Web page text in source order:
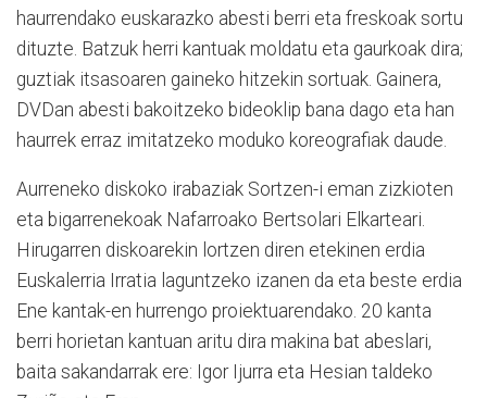
haurrendako euskarazko abesti berri eta freskoak sortu
dituzte. Batzuk herri kantuak moldatu eta gaurkoak dira;
guztiak itsasoaren gaineko hitzekin sortuak. Gainera,
DVDan abesti bakoitzeko bideoklip bana dago eta han
haurrek erraz imitatzeko moduko koreografiak daude.
Aurreneko diskoko irabaziak Sortzen-i eman zizkioten
eta bigarrenekoak Nafarroako Bertsolari Elkarteari.
Hirugarren diskoarekin lortzen diren etekinen erdia
Euskalerria Irratia laguntzeko izanen da eta beste erdia
Ene kantak-en hurrengo proiektuarendako. 20 kanta
berri horietan kantuan aritu dira makina bat abeslari,
baita sakandarrak ere: Igor Ijurra eta Hesian taldeko